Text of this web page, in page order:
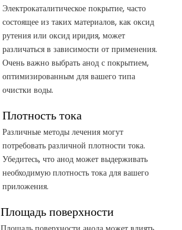
Электрокаталитическое покрытие, часто
состоящее из таких материалов, как оксид
рутения или оксид иридия, может
различаться в зависимости от применения.
Очень важно выбрать анод с покрытием,
оптимизированным для вашего типа
очистки воды.
Плотность тока
Различные методы лечения могут
потребовать различной плотности тока.
Убедитесь, что анод может выдерживать
необходимую плотность тока для вашего
приложения.
Площадь поверхности